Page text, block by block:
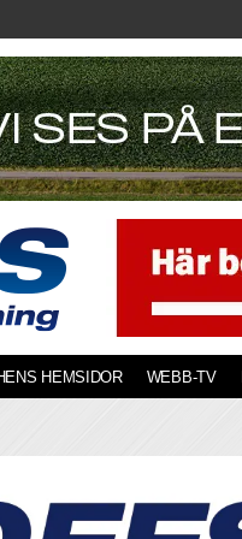
HEMSIDOR WEBB-TV